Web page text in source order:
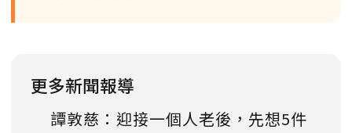
更多新聞報導
譚敦慈：迎接一個人老後，先想5件